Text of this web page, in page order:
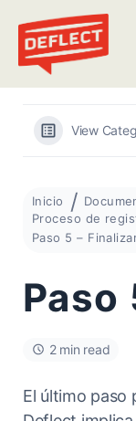
Deflect
View
Inicio
Proceso de
Paso 5 –
Paso
2 min read
El último paso